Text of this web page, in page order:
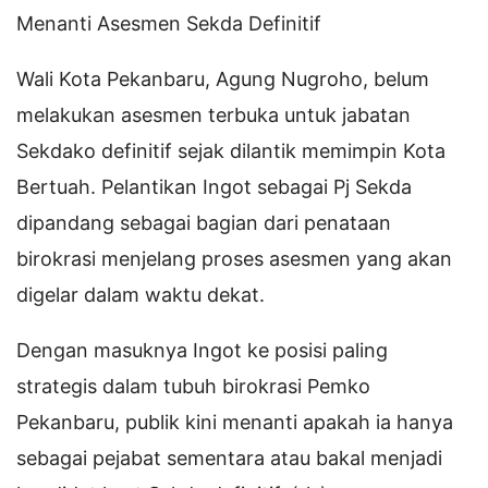
Menanti Asesmen Sekda Definitif
Wali Kota Pekanbaru, Agung Nugroho, belum
melakukan asesmen terbuka untuk jabatan
Sekdako definitif sejak dilantik memimpin Kota
Bertuah. Pelantikan Ingot sebagai Pj Sekda
dipandang sebagai bagian dari penataan
birokrasi menjelang proses asesmen yang akan
digelar dalam waktu dekat.
Dengan masuknya Ingot ke posisi paling
strategis dalam tubuh birokrasi Pemko
Pekanbaru, publik kini menanti apakah ia hanya
sebagai pejabat sementara atau bakal menjadi